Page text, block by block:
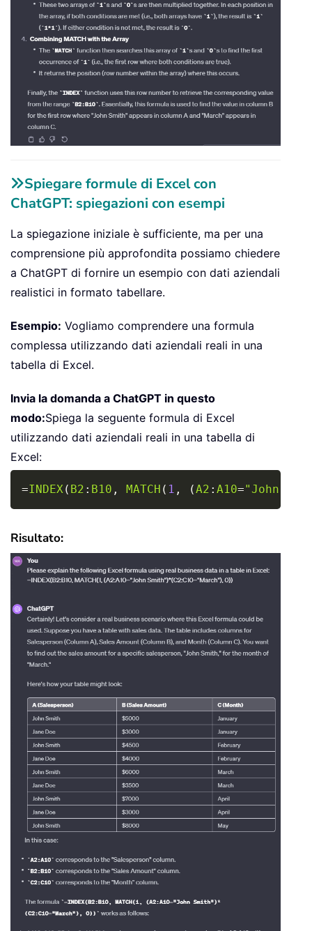
Spiegare formule di Excel con
ChatGPT: spiegazioni con esempi
La spiegazione iniziale è sufficiente, ma per una
comprensione più approfondita possiamo chiedere
a ChatGPT di fornire un esempio con dati aziendali
realistici in formato tabellare.
Esempio: Vogliamo comprendere una formula
complessa utilizzando dati aziendali reali in una
tabella di Excel.
Invia la domanda a ChatGPT in questo
modo:Spiega la seguente formula di Excel
utilizzando dati aziendali reali in una tabella di
Excel:
=INDEX( B2 : B10 , MATCH ( 1 , (A2 : A10="John
Copy
Risultato: